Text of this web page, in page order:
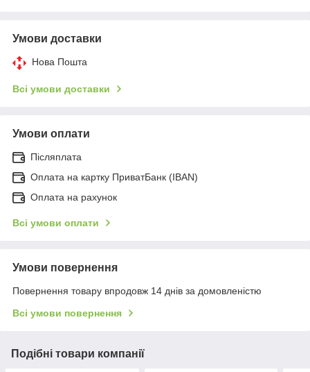
Умови доставки
Нова Пошта
Всі умови доставки
Умови оплати
Післяплата
Оплата на картку ПриватБанк (IBAN)
Оплата на рахунок
Всі умови оплати
Умови повернення
Повернення товару впродовж 14 днів за домовленістю
Всі умови повернення
Подібні товари компанії